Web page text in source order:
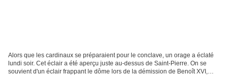
Alors que les cardinaux se préparaient pour le conclave, un orage a éclaté
lundi soir. Cet éclair a été aperçu juste au-dessus de Saint-Pierre. On se
souvient d'un éclair frappant le dôme lors de la démission de Benoît XVI,